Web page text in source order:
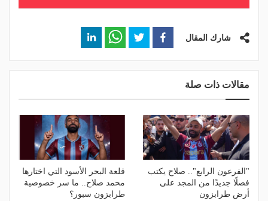
شارك المقال
مقالات ذات صلة
"الفرعون الرابع".. صلاح يكتب
فصلًا جديدًا من المجد على
أرض طرابزون
قلعة البحر الأسود التي اختارها
محمد صلاح.. ما سر خصوصية
طرابزون سبور؟